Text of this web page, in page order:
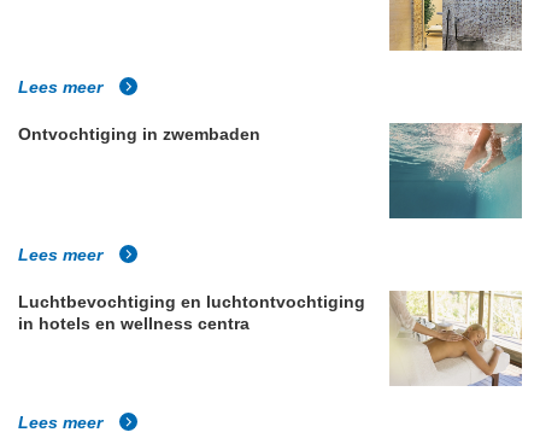
Lees meer
Ontvochtiging in zwembaden
Lees meer
Luchtbevochtiging en luchtontvochtiging
in hotels en wellness centra
Lees meer